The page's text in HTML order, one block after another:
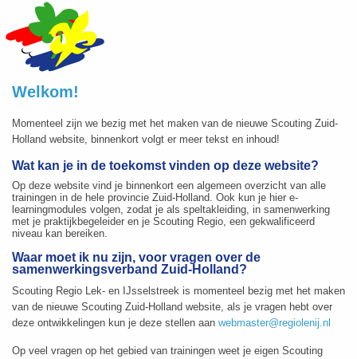
Welkom!
Momenteel zijn we bezig met het maken van de nieuwe Scouting Zuid-
Holland website, binnenkort volgt er meer tekst en inhoud!
Wat kan je in de toekomst vinden op deze website?
Op deze website vind je binnenkort een algemeen overzicht van alle
trainingen in de hele provincie Zuid-Holland. Ook kun je hier e-
learningmodules volgen, zodat je als speltakleiding, in samenwerking
met je praktijkbegeleider en je Scouting Regio, een gekwalificeerd
niveau kan bereiken.
Waar moet ik nu zijn, voor vragen over de
samenwerkingsverband Zuid-Holland?
Scouting Regio Lek- en IJsselstreek is momenteel bezig met het maken
van de nieuwe Scouting Zuid-Holland website, als je vragen hebt over
deze ontwikkelingen kun je deze stellen aan webmaster@regiolenij.nl
Op veel vragen op het gebied van trainingen weet je eigen Scouting